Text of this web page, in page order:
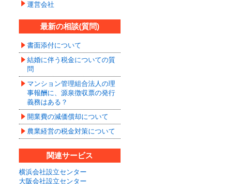
運営会社
最新の相談(質問)
書面添付について
結婚に伴う税金についての質
問
マンション管理組合法人の理
事報酬に、源泉徴収票の発行
義務はある？
開業費の減価償却について
農業経営の税金対策について
関連サービス
横浜会社設立センター
大阪会社設立センター